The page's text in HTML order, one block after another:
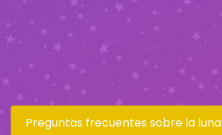
Preguntas frecuentes sobre la luna